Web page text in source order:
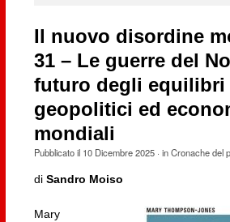
Il nuovo disordine
31 – Le guerre del
futuro degli equilibri
geopolitici ed
mondiali
Pubblicato il 10 Dicembre 2025· inCronache del
di Sandro Moiso
Mary